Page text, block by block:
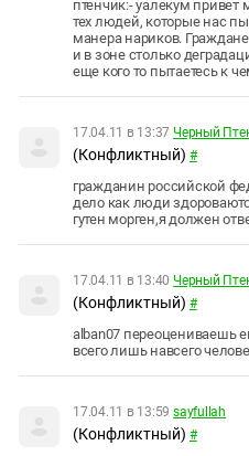
птенчик:- уалекум привет
тех людей, которые нас
манера нариков.
и в зоне столько
еще кого то пытаетесь к
17.04.11 в 13:37 Черный
(Конфликтный) #
гражданин российской
дело как люди
гутен морген,я должен
17.04.11 в 13:40 Черный
(Конфликтный) #
alban07 переоцениваешь
всего лишь навсего
17.04.11 в 13:59 sayfullah
(Конфликтный) #